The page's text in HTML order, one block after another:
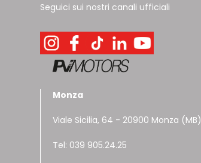
Seguici sui nostri canali ufficiali
Monza
Viale Sicilia, 64 - 20900 Monza (MB)
Tel: 039 905.24.25